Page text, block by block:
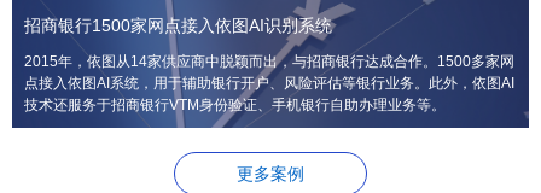
招商银行1500家网点接入依图AI识别系统
2015年，依图从14家供应商中脱颖而出，与招商银行达成合作。1500多家网
点接入依图AI系统，用于辅助银行开户、风险评估等银行业务。此外，依图AI
技术还服务于招商银行VTM身份验证、手机银行自助办理业务等。
更多案例